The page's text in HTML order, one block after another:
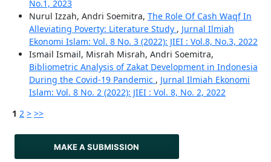
No.1, 2023
Nurul Izzah, Andri Soemitra, The Role Of Cash Waqf In
Alleviating Poverty: Literature Study , Jurnal Ilmiah
Ekonomi Islam: Vol. 8 No. 3 (2022): JIEI : Vol.8, No.3, 2022
Ismail Ismail, Misrah Misrah, Andri Soemitra,
Bibliometric Analysis of Zakat Development in Indonesia
During the Covid-19 Pandemic , Jurnal Ilmiah Ekonomi
Islam: Vol. 8 No. 2 (2022): JIEI : Vol. 8, No. 2, 2022
1 2 > >>
MAKE A SUBMISSION